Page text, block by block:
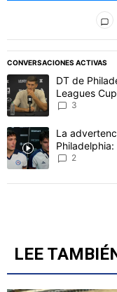
Todos los
CONVERSACIONES ACTIVAS
Este listado muestra
Un artículo deDT de
Leagues
Un artículo de
La